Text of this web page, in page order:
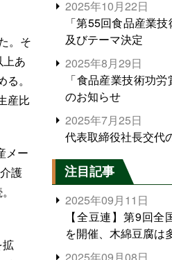
。そ
あ
。
産比
メー
護
拡
2025年10月22日
「第55回食品産業
及びテーマ決定
2025年8月29日
「食品産業技術功
のお知らせ
2025年7月25日
代表取締役社長交代
注目記事
2025年09月11日
【全豆連】第9回
を開催、木綿豆腐は
2025年09月08日